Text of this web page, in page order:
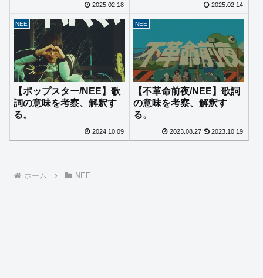
2025.02.18 2025.02.14
NEE
【ポップスター/NEE】歌
詞の意味を考察、解釈す
る。
2024.10.09
NEE
【不革命前夜/NEE】歌詞
の意味を考察、解釈す
る。
2023.08.27 2023.10.19
ホーム NEE